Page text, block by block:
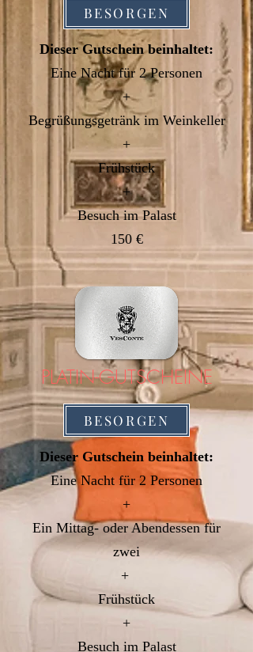
BESORGEN
Dieser Gutschein beinhaltet:
Eine Nachtfür 2 Personen
+
Begrüßungsgetränk im Weinkeller
+
Frühstück
+
Besuch im Palast
150 €
PLATIN-GUTSCHEINE
BESORGEN
Dieser Gutschein beinhaltet:
Eine Nacht für 2 Personen
+
Ein Mittag- oder Abendessen für
zwei
+
Frühstück
+
Besuch im Palast